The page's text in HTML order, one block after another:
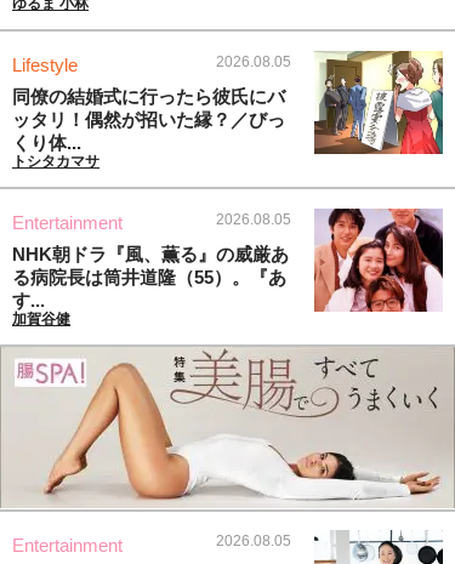
ゆるま 小林
Lifestyle 2026.08.05
同僚の結婚式に行ったら彼氏にバ
ッタリ！偶然が招いた縁？／びっ
くり体...
トシタカマサ
Entertainment 2026.08.05
NHK朝ドラ『風、薫る』の威厳あ
る病院長は筒井道隆（55）。『あ
す...
加賀谷健
Entertainment 2026.08.05